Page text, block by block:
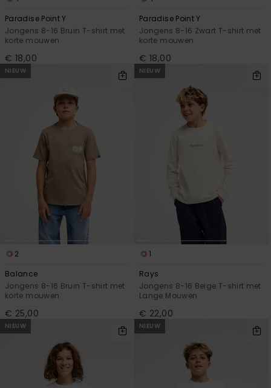
Paradise Point Y
Jongens 8-16 Bruin T-shirt met
korte mouwen
€ 18,00
Paradise Point Y
Jongens 8-16 Zwart T-shirt met
korte mouwen
€ 18,00
NIEUW
2
Balance
Jongens 8-16 Bruin T-shirt met
korte mouwen
€ 25,00
NIEUW
1
Rays
Jongens 8-16 Beige T-shirt met
Lange Mouwen
€ 22,00
NIEUW NIEUW